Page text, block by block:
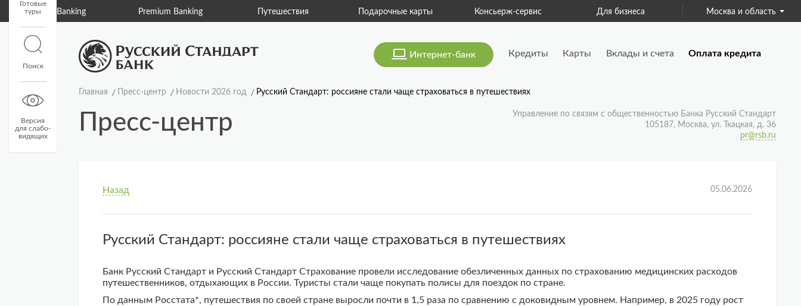
Private Banking Premium Banking Путешествия Подарочные карты Консьерж-сервис Для бизнеса Страхование
Москва и область
Готовые
туры
Поиск
Версия
для слабо-
видящих
Интернет-банк Кредиты Карты Вклады и счета Оплата кредита
Главная Пресс-центр Новости 2026 год Русский Стандарт: россияне стали чаще страховаться в путешествиях
Пресс-центр
Управление по связям с общественностью Банка Русский Стандарт
105187, Москва, ул. Ткацкая, д. 36
pr@rsb.ru
Назад 05.06.2026
Русский Стандарт: россияне стали чаще страховаться в путешествиях
Банк Русский Стандарт и Русский Стандарт Страхование провели исследование обезличенных данных по страхованию медицинских расходов
путешественников, отдыхающих в России. Туристы стали чаще покупать полисы для поездок по стране.
По данным Росстата*, путешествия по своей стране выросли почти в 1,5 раза по сравнению с доковидным уровнем. Например, в 2025 году рост